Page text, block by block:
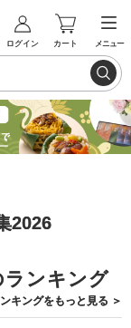
ログイン カート メニュー
2026
ランキング
キングをもっと見る ＞